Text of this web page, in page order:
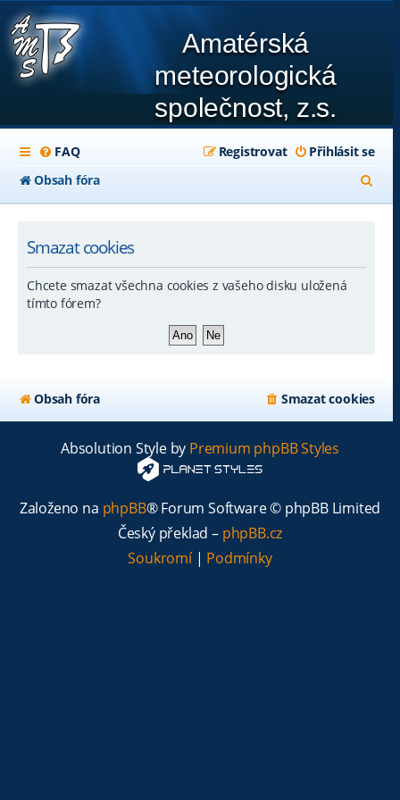
Amatérská
meteorologická
společnost, z.s.
FAQ Přihlásit se
Registrovat
Obsah fóra
l
Smazat cookies
Chcete smazat všechna cookies z vašeho disku uložená
tímto fórem?
Obsah fóra Smazat cookies
Absolution Style by Premium phpBB Styles
Založeno na phpBB® Forum Software © phpBB Limited
Český překlad – phpBB.cz
Soukromí| Podmínky